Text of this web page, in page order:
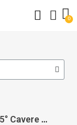
Barre d'appui PMR coudée 135° Cavere 3 points - NORMBAU